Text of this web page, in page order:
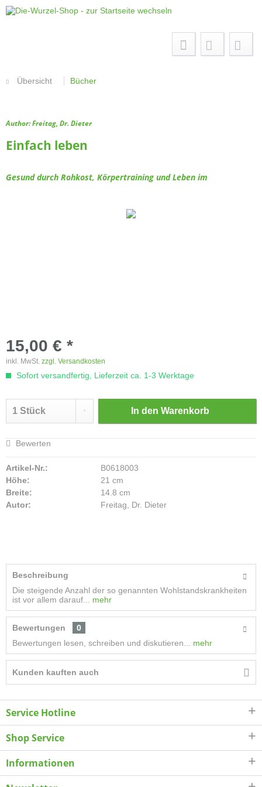
Übersicht Bücher
Author: Freitag, Dr. Dieter
Einfach leben
Gesund durch Rohkost, Körpertraining und Leben im
15,00 € *
inkl. MwSt. zzgl. Versandkosten
Sofort versandfertig, Lieferzeit ca. 1-3 Werktage
In den Warenkorb
Bewerten
Artikel-Nr.:
B0618003
Höhe:
21 cm
Breite:
14.8 cm
Autor:
Freitag, Dr. Dieter
Beschreibung
Die steigende Anzahl der so genannten Wohlstandskrankheiten
ist vor allem darauf...
mehr
Bewertungen
0
Bewertungen lesen, schreiben und diskutieren...
mehr
Kunden kauften auch
Service Hotline
Shop Service
Informationen